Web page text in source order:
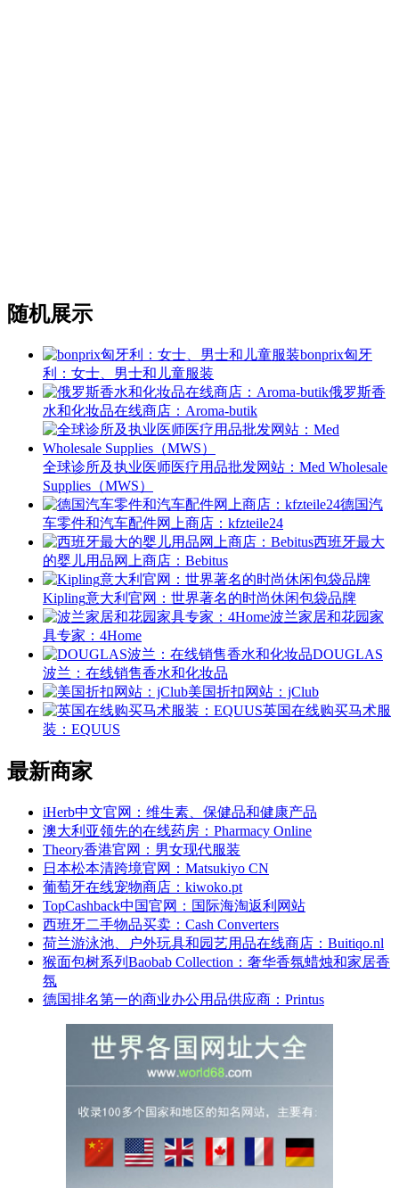
随机展示
bonprix匈牙
利：女士、男士和儿童服装
俄罗斯香
水和化妆品在线商店：Aroma-butik
全球诊所及执业医师医疗用品批发网站：Med Wholesale
Supplies（MWS）
德国汽
车零件和汽车配件网上商店：kfzteile24
西班牙最大
的婴儿用品网上商店：Bebitus
Kipling意大利官网：世界著名的时尚休闲包袋品牌
波兰家居和花园家
具专家：4Home
DOUGLAS
波兰：在线销售香水和化妆品
美国折扣网站：jClub
英国在线购买马术服
装：EQUUS
最新商家
iHerb中文官网：维生素、保健品和健康产品
澳大利亚领先的在线药房：Pharmacy Online
Theory香港官网：男女现代服装
日本松本清跨境官网：Matsukiyo CN
葡萄牙在线宠物商店：kiwoko.pt
TopCashback中国官网：国际海淘返利网站
西班牙二手物品买卖：Cash Converters
荷兰游泳池、户外玩具和园艺用品在线商店：Buitiqo.nl
猴面包树系列Baobab Collection：奢华香氛蜡烛和家居香
氛
德国排名第一的商业办公用品供应商：Printus